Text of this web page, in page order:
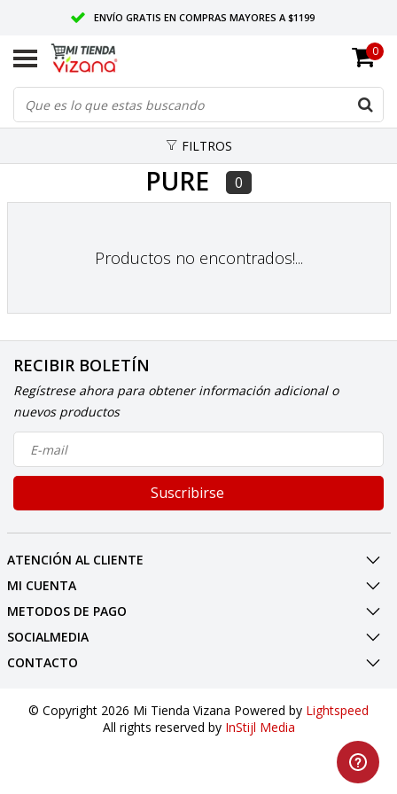
ENVÍO GRATIS EN COMPRAS MAYORES A $1199
CALIDAD VIZANA GARANTIZADA
0
FILTROS
PURE 0
Productos no encontrados!...
RECIBIR BOLETÍN
Regístrese ahora para obtener información adicional o
nuevos productos
Suscribirse
ATENCIÓN AL CLIENTE
MI CUENTA
METODOS DE PAGO
SOCIALMEDIA
CONTACTO
© Copyright 2026 Mi Tienda Vizana Powered by Lightspeed
All rights reserved by InStijl Media